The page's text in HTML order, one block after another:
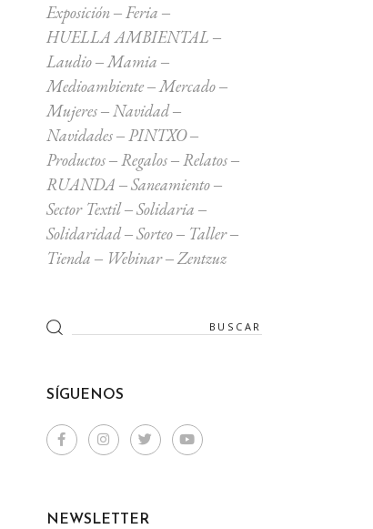
Exposición
Feria
HUELLA AMBIENTAL
Laudio
Mamia
Medioambiente
Mercado
Mujeres
Navidad
Navidades
PINTXO
Productos
Regalos
Relatos
RUANDA
Saneamiento
Sector Textil
Solidaria
Solidaridad
Sorteo
Taller
Tienda
Webinar Zentzuz
Search
for:
SÍGUENOS
NEWSLETTER